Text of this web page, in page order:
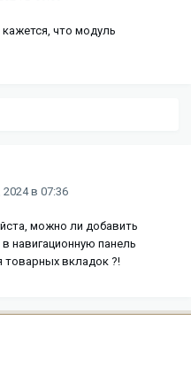
что модуль
в 07:36
можно ли добавить
навигационную панель
товарных вкладок ?!